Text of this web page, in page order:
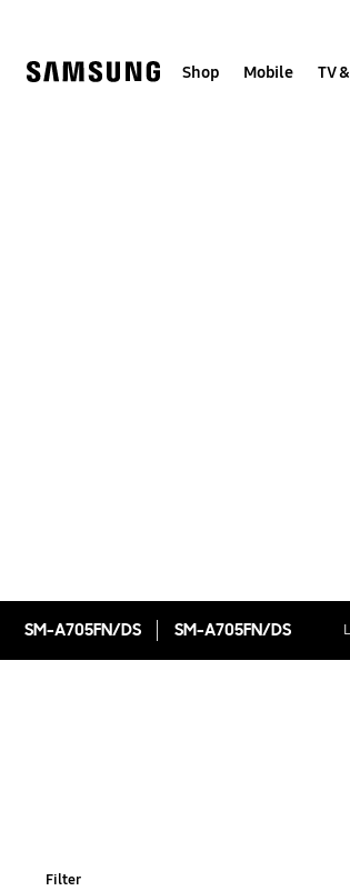
help
Shop Mobile TV
SM-A705FN/DS SM-A705FN/DS
Filter